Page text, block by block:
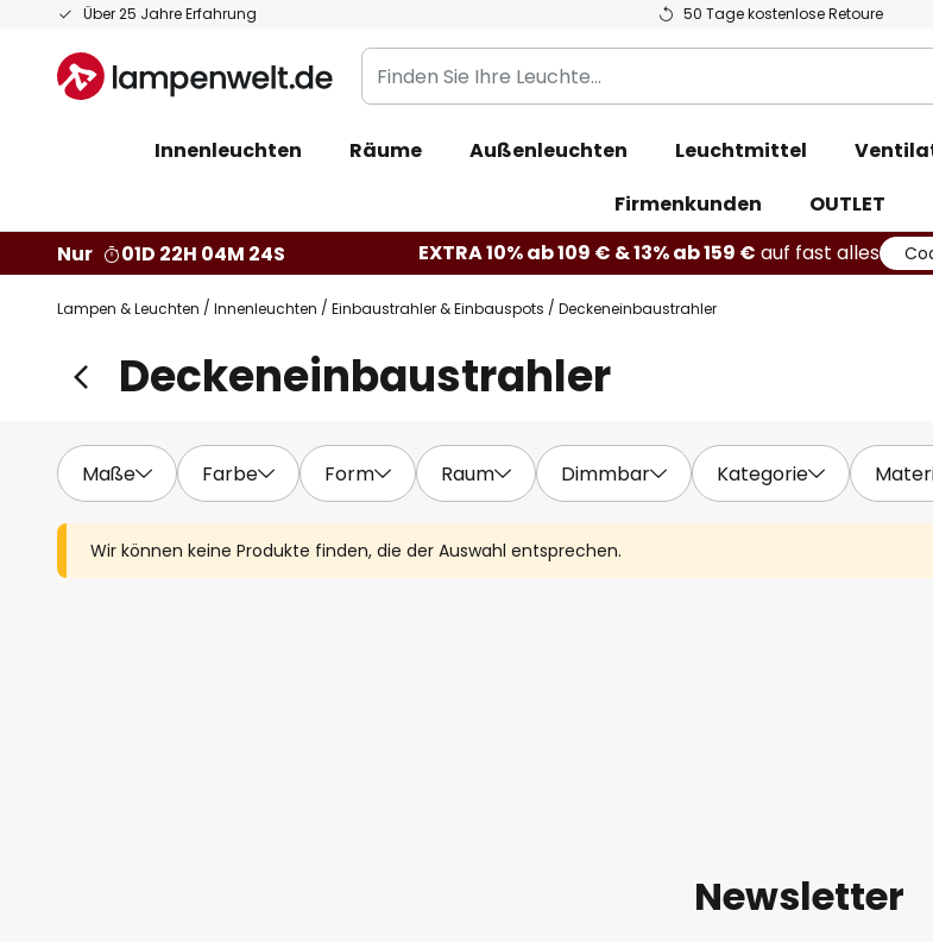
Über 25 Jahre Erfahrung 50 Tage kostenlose Retoure
Zum
springen
Finden
Sie
Leuchte...
Innenleuchten Räume Außenleuchten Leuchtmittel
Firmenkunden
OUTLET
Nur
01D 22H 04M 24S EXTRA 10% ab 109 € & 13% ab 159 € auf fast alles
Lampen & Leuchten Innenleuchten Einbaustrahler & Einbauspots Deckeneinbaustrahler
Deckeneinbaustrahler
Maße Farbe Form Raum Dimmbar Kategorie
Wir können keine Produkte finden, die der Auswahl entsprechen.
Newsletter